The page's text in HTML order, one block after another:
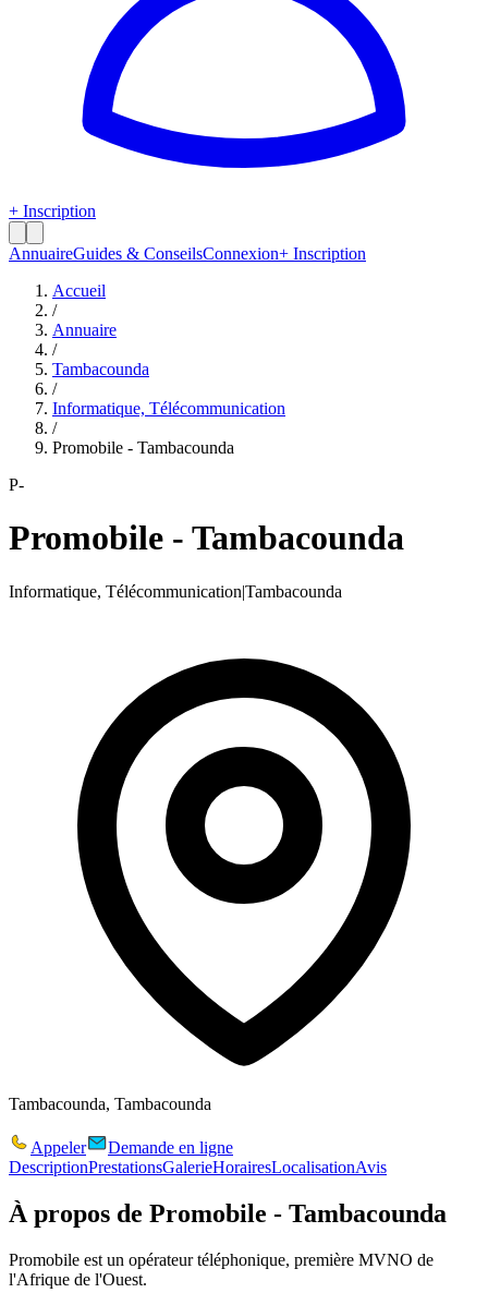
+ Inscription
AnnuaireGuides & ConseilsConnexion+ Inscription
Accueil
/
Annuaire
/
Tambacounda
/
Informatique, Télécommunication
/
Promobile - Tambacounda
P-
Promobile - Tambacounda
Informatique, Télécommunication|Tambacounda
Tambacounda, Tambacounda
Appeler
Demande en ligne
DescriptionPrestationsGalerieHorairesLocalisationAvis
À propos de Promobile - Tambacounda
Promobile est un opérateur téléphonique, première MVNO de
l'Afrique de l'Ouest.